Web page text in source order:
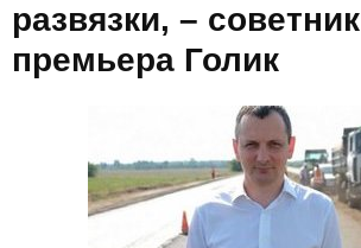
развязки, – советник
премьера Голик